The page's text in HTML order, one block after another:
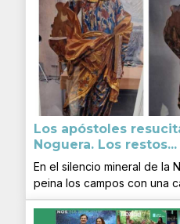
Los apóstoles
Noguera. Los restos...
En el silencio mineral de la
peina los campos con una